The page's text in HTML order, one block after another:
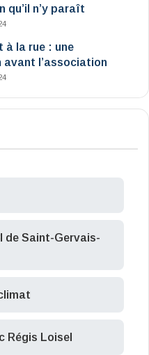
qu’il n’y paraît
à la rue : une
avant l’association
de Saint-Gervais-
Régis Loisel